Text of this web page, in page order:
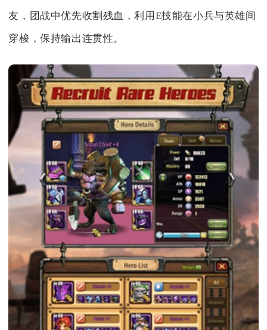
友，团战中优先收割残血，利用E技能在小兵与英雄间
穿梭，保持输出连贯性。